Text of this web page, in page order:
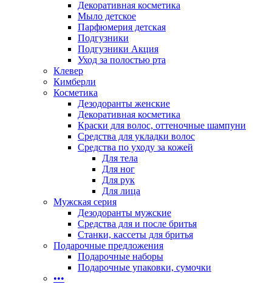
Декоративная косметика
Мыло детское
Парфюмерия детская
Подгузники
Подгузники Акция
Уход за полостью рта
Клевер
Кимберли
Косметика
Дезодоранты женские
Декоративная косметика
Краски для волос, оттеночные шампуни
Средства для укладки волос
Средства по уходу за кожей
Для тела
Для ног
Для рук
Для лица
Мужская серия
Дезодоранты мужские
Средства для и после бритья
Станки, кассеты для бритья
Подарочные предложения
Подарочные наборы
Подарочные упаковки, сумочки
•••